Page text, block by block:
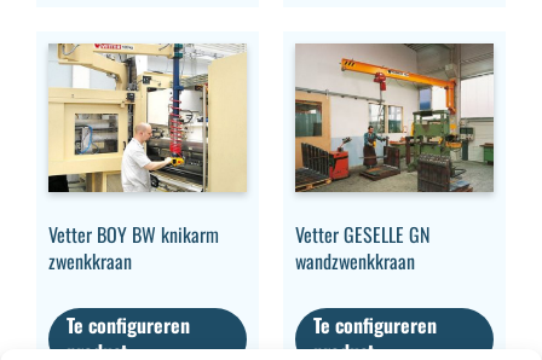
Vetter BOY BW knikarm
zwenkkraan
Te configureren
product
Vetter GESELLE GN
wandzwenkkraan
Te configureren
product